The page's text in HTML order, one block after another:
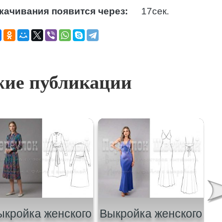
появится через: 16сек.
публикации
женского
Выкройка женского